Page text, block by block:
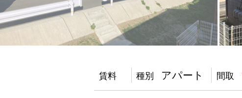
賃料 種別 アパート 間取